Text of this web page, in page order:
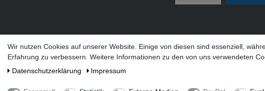
Alle Preise inkl.
* Die verkauften
** Der kostenlose
Wir nutzen Cookies auf unserer Website. Einige von diesen sind essenziell,
Erfahrung zu verbessern. Weitere Informationen zu den von uns verwendeten
Daten­schutz­erklärung
Impressum